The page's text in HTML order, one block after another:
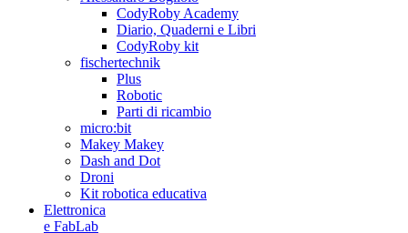
CodyRoby Academy
Diario, Quaderni e Libri
CodyRoby kit
fischertechnik
Plus
Robotic
Parti di ricambio
micro:bit
Makey Makey
Dash and Dot
Droni
Kit robotica educativa
Elettronica
e FabLab